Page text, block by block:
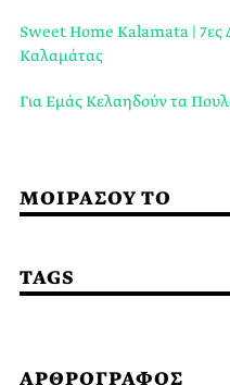
Sweet Home Kalamata | 7ες
Καλαμάτας
Για Εμάς Κελαηδούν τα
ΜΟΙΡΑΣΟΥ ΤΟ
TAGS
ΑΡΘΡΟΓΡΑΦΟΣ